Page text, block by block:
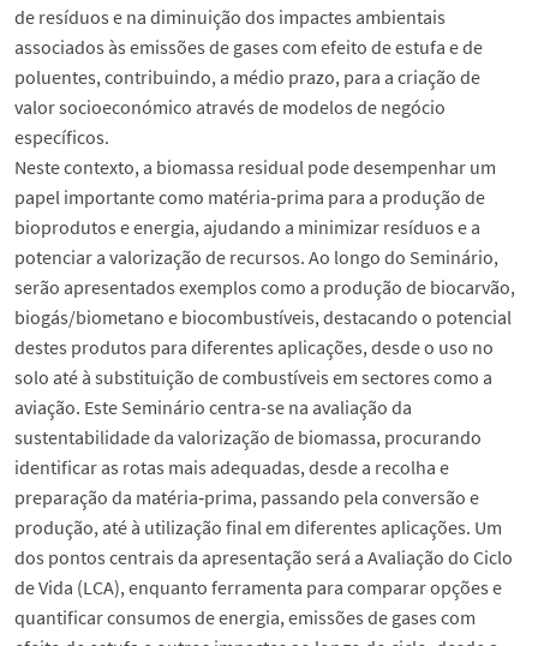
de resíduos e na diminuição dos impactes ambientais
associados às emissões de gases com efeito de estufa e de
poluentes, contribuindo, a médio prazo, para a criação de
valor socioeconómico através de modelos de negócio
específicos.
Neste contexto, a biomassa residual pode desempenhar um
papel importante como matéria‑prima para a produção de
bioprodutos e energia, ajudando a minimizar resíduos e a
potenciar a valorização de recursos. Ao longo do Seminário,
serão apresentados exemplos como a produção de biocarvão,
biogás/biometano e biocombustíveis, destacando o potencial
destes produtos para diferentes aplicações, desde o uso no
solo até à substituição de combustíveis em sectores como a
aviação. Este Seminário centra-se na avaliação da
sustentabilidade da valorização de biomassa, procurando
identificar as rotas mais adequadas, desde a recolha e
preparação da matéria‑prima, passando pela conversão e
produção, até à utilização final em diferentes aplicações. Um
dos pontos centrais da apresentação será a Avaliação do Ciclo
de Vida (LCA), enquanto ferramenta para comparar opções e
quantificar consumos de energia, emissões de gases com